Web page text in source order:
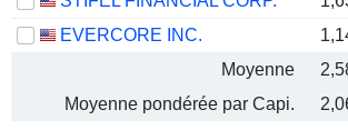
EVERCORE INC.
Moyenne
Moyenne pondérée par Capi.